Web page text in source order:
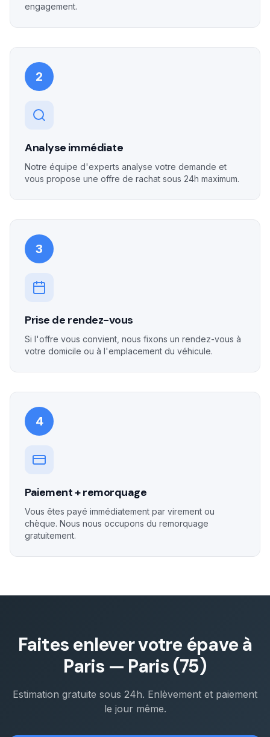
engagement.
2
Analyse immédiate
Notre équipe d'experts analyse votre demande et
vous propose une offre de rachat sous 24h maximum.
3
Prise de rendez-vous
Si l'offre vous convient, nous fixons un rendez-vous à
votre domicile ou à l'emplacement du véhicule.
4
Paiement + remorquage
Vous êtes payé immédiatement par virement ou
chèque. Nous nous occupons du remorquage
gratuitement.
Faites enlever votre épave à
Paris — Paris (75)
Estimation gratuite sous 24h. Enlèvement et paiement
le jour même.